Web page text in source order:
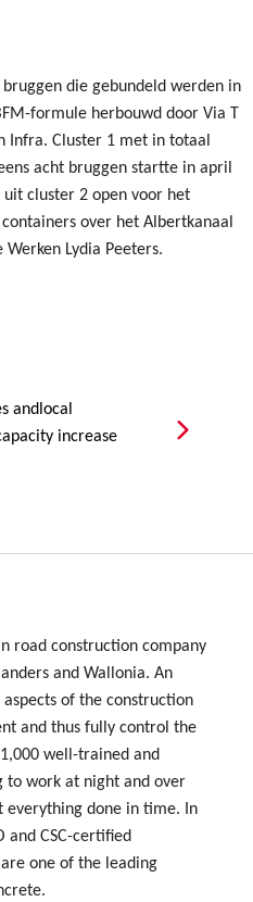
die gebundeld werden in
formule herbouwd door Via T
Infra. Cluster 1 met in totaal
acht bruggen startte in april
uit cluster 2 open voor het
over het Albertkanaal
Lydia Peeters.
andlocal
increase
road construction company
and Wallonia. An
of the construction
and thus fully control the
well-trained and
to work at night and over
everything done in time. In
and CSC-certified
one of the leading